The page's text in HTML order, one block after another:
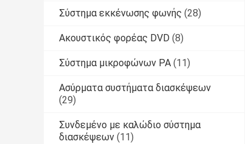
Σύστημα εκκένωσης φωνής (28)
Ακουστικός φορέας DVD (8)
Σύστημα μικροφώνων PA (11)
Ασύρματα συστήματα διασκέψεων
(29)
Συνδεμένο με καλώδιο σύστημα
διασκέψεων (11)